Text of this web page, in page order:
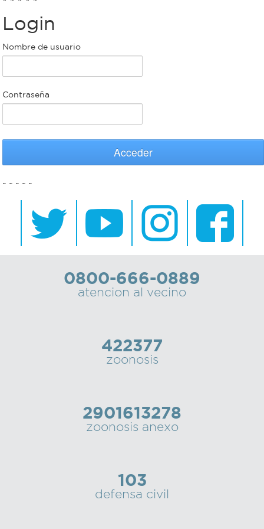
Bromatología
Rentas
Municipal
bondi
Recorrido
colectivos
Recarga
Personal
municipal
Login
Nombre de usuario
Contraseña
Acceder
~ ~ ~ ~ ~
0800-666-0889
atencion al vecino
422377
zoonosis
2901613278
zoonosis anexo
103
defensa civil